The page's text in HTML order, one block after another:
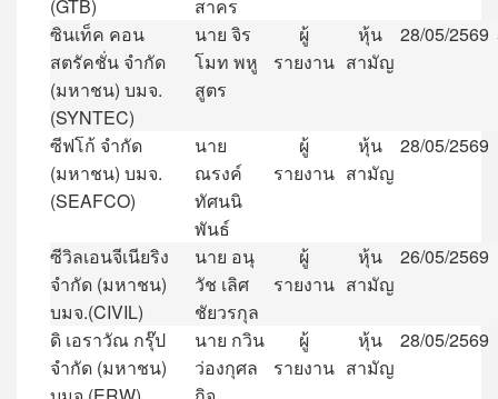
(GTB)
สาคร
ซินเท็ค คอน
สตรัคชั่น จำกัด
(มหาชน) บมจ.
(SYNTEC)
นาย จิร
โมท พหู
สูตร
ผู้
รายงาน
หุ้น
สามัญ
28/05/2569
ซีฟโก้ จำกัด
(มหาชน) บมจ.
(SEAFCO)
นาย
ณรงค์
ทัศนนิ
พันธ์
ผู้
รายงาน
หุ้น
สามัญ
28/05/2569
ซีวิลเอนจีเนียริง
จำกัด (มหาชน)
บมจ.(CIVIL)
นาย อนุ
วัช เลิศ
ชัยวรกุล
ผู้
รายงาน
หุ้น
สามัญ
26/05/2569
ดิ เอราวัณ กรุ๊ป
จำกัด (มหาชน)
นาย กวิน
ว่องกุศล
ผู้
รายงาน
หุ้น
สามัญ
28/05/2569